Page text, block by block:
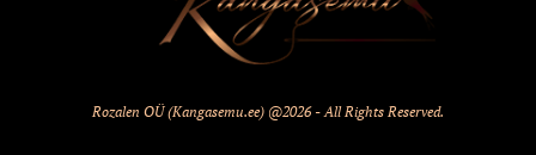
Rozalen OÜ (Kangasemu.ee) @2026 - All Rights Reserved.